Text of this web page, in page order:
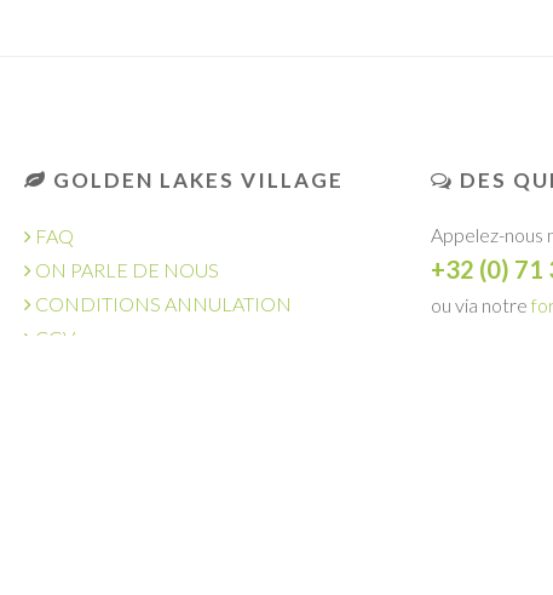
GOLDEN LAKES VILLAGE
FAQ
ON PARLE DE NOUS
CONDITIONS ANNULATION
CGV
DES
Appelez-nous
+32 (0) 71
ou via notre